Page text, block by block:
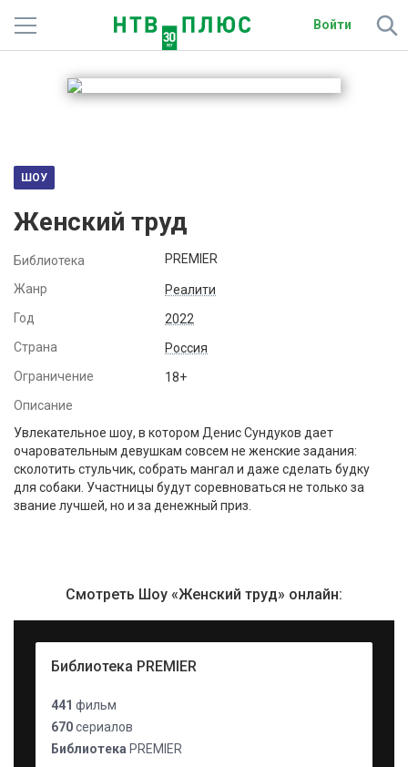
Войти
Телеканалы
Спутниковым абонентам
О сайте
Активировать промокод
ШОУ
Женский труд
Библиотека PREMIER
Жанр
Реалити
Год
2022
Страна
Россия
Ограничение
18+
Описание
Увлекательное шоу, в котором Денис Сундуков дает
очаровательным девушкам совсем не женские задания:
сколотить стульчик, собрать мангал и даже сделать будку
для собаки. Участницы будут соревноваться не только за
звание лучшей, но и за денежный приз.
Смотреть Шоу «Женский труд» онлайн:
Библиотека PREMIER
441 фильм
670сериалов
Библиотека PREMIER